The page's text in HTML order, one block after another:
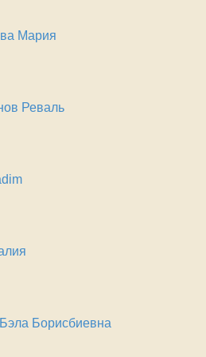
Мария
Реваль
Борисбиевна